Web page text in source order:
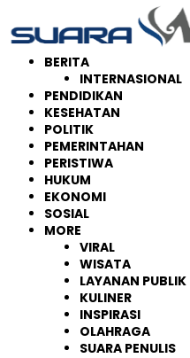
ke
konten
BERITA
INTERNASIONAL
PENDIDIKAN
KESEHATAN
POLITIK
PEMERINTAHAN
PERISTIWA
HUKUM
EKONOMI
SOSIAL
MORE
VIRAL
WISATA
LAYANAN PUBLIK
KULINER
INSPIRASI
OLAHRAGA
SUARA PENULIS